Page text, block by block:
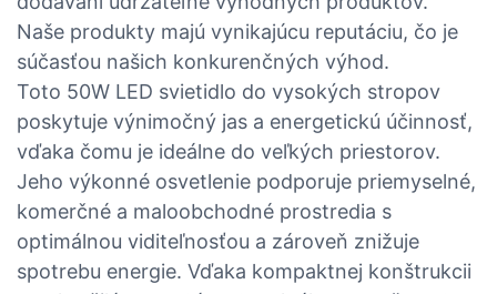
Naše produkty majú vynikajúcu reputáciu, čo je
súčasťou našich konkurenčných výhod.
Toto 50W LED svietidlo do vysokých stropov
poskytuje výnimočný jas a energetickú účinnosť,
vďaka čomu je ideálne do veľkých priestorov.
Jeho výkonné osvetlenie podporuje priemyselné,
komerčné a maloobchodné prostredia s
optimálnou viditeľnosťou a zároveň znižuje
spotrebu energie. Vďaka kompaktnej konštrukcii